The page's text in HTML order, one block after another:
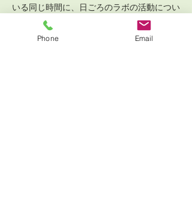
いる同じ時間に、日ごろのラボの活動につい
Phone Email